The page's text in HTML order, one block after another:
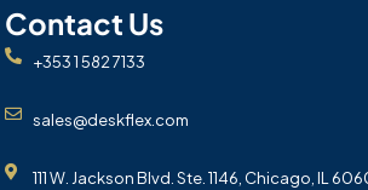
Contact Us
+353 1 582 7133
sales@deskflex.com
111 W. Jackson Blvd. Ste. 1146, Chicago, IL